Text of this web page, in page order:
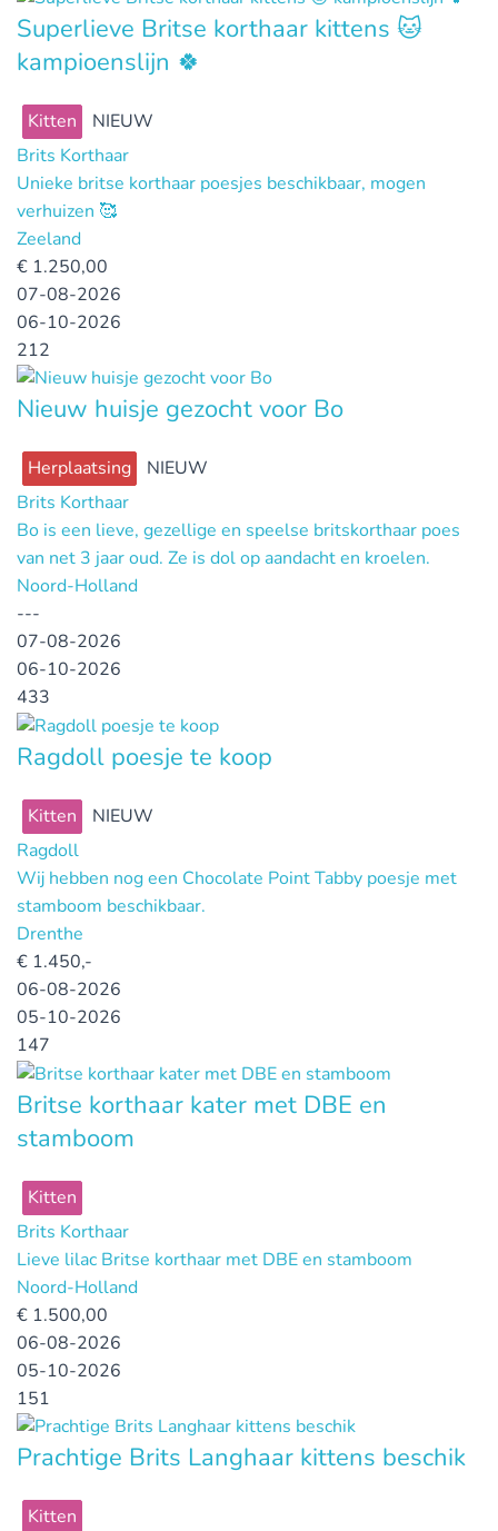
Superlieve Britse korthaar kittens 🐱
kampioenslijn 🍀
Kitten
NIEUW
Brits Korthaar
Unieke britse korthaar poesjes beschikbaar, mogen
verhuizen 🥰
Zeeland
€ 1.250,00
07-08-2026
06-10-2026
212
Nieuw huisje gezocht voor Bo
Herplaatsing
NIEUW
Brits Korthaar
Bo is een lieve, gezellige en speelse britskorthaar poes
van net 3 jaar oud. Ze is dol op aandacht en kroelen.
Noord-Holland
---
07-08-2026
06-10-2026
433
Ragdoll poesje te koop
Kitten
NIEUW
Ragdoll
Wij hebben nog een Chocolate Point Tabby poesje met
stamboom beschikbaar.
Drenthe
€ 1.450,-
06-08-2026
05-10-2026
147
Britse korthaar kater met DBE en
stamboom
Kitten
Brits Korthaar
Lieve lilac Britse korthaar met DBE en stamboom
Noord-Holland
€ 1.500,00
06-08-2026
05-10-2026
151
Prachtige Brits Langhaar kittens beschik
Kitten